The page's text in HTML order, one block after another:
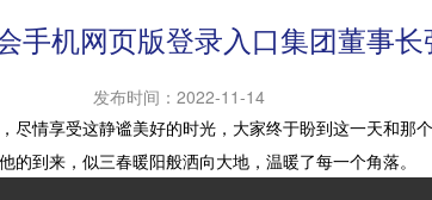
机网页版登录入口集团董事长
发布时间： 2022-11-14
情享受这静谧美好的时光，大家终于盼到这一天和那个
到来，似三春暖阳般洒向大地，温暖了每一个角落。